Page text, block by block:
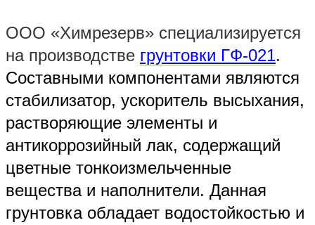
ООО «Химрезерв» специализируется
на производстве грунтовки ГФ-021.
Составными компонентами являются
стабилизатор, ускоритель высыхания,
растворяющие элементы и
антикоррозийный лак, содержащий
цветные тонкоизмельченные
вещества и наполнители. Данная
грунтовка обладает водостойкостью и